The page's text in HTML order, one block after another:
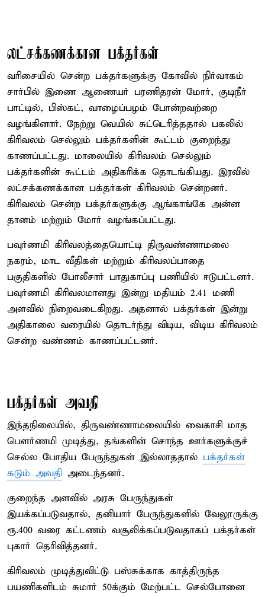
லட்சக்கணக்கான பக்தர்கள்
வரிசையில் சென்ற பக்தர்களுக்கு கோவில் நிர்வாகம்
சார்பில் இணை ஆணையர் பரணிதரன் மோர், குடிநீர்
பாட்டில், பிஸ்கட், வாழைப்பழம் போன்றவற்றை
வழங்கினார். நேற்று வெயில் சுட்டெரித்ததால் பகலில்
கிரிவலம் செல்லும் பக்தர்களின் கூட்டம் குறைந்து
காணப்பட்டது. மாலையில் கிரிவலம் செல்லும்
பக்தர்களின் கூட்டம் அதிகரிக்க தொடங்கியது. இரவில்
லட்சக்கணக்கான பக்தர்கள் கிரிவலம் சென்றனர்.
கிரிவலம் சென்ற பக்தர்களுக்கு ஆங்காங்கே அன்ன
தானம் மற்றும் மோர் வழங்கப்பட்டது.
பவுர்ணமி கிரிவலத்தையொட்டி திருவண்ணாமலை
நகரம், மாட வீதிகள் மற்றும் கிரிவலப்பாதை
பகுதிகளில் போலீசார் பாதுகாப்பு பணியில் ஈடுபட்டனர்.
பவுர்ணமி கிரிவலமானது இன்று மதியம் 2.41 மணி
அளவில் நிறைவடைகிறது. அதனால் பக்தர்கள் இன்று
அதிகாலை வரையில் தொடர்ந்து விடிய, விடிய கிரிவலம்
சென்ற வண்ணம் காணப்பட்டனர்.
பக்தர்கள் அவதி
இந்தநிலையில், திருவண்ணாமலையில் வைகாசி மாத
பௌர்ணமி முடித்து, தங்களின் சொந்த ஊர்களுக்குச்
செல்ல போதிய பேருந்துகள் இல்லாததால் பக்தர்கள்
கடும் அவதி அடைந்தனர்.
குறைந்த அளவில் அரசு பேருந்துகள்
இயக்கப்படுவதால், தனியார் பேருந்துகளில் வேலூருக்கு
ரூ.400 வரை கட்டணம் வசூலிக்கப்படுவதாகப் பக்தர்கள்
புகார் தெரிவித்தனர்.
கிரிவலம் முடித்துவிட்டு பஸ்சுக்காக காத்திருந்த
பயணிகளிடம் சுமார் 50க்கும் மேற்பட்ட செல்போனை